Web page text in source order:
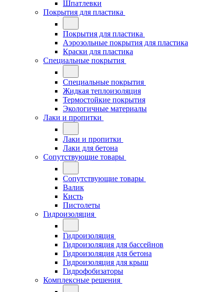
Шпатлевки
Покрытия для пластика
Покрытия для пластика
Аэрозольные покрытия для пластика
Краски для пластика
Специальные покрытия
Специальные покрытия
Жидкая теплоизоляция
Термостойкие покрытия
Экологичные материалы
Лаки и пропитки
Лаки и пропитки
Лаки для бетона
Сопутствующие товары
Сопутствующие товары
Валик
Кисть
Пистолеты
Гидроизоляция
Гидроизоляция
Гидроизоляция для бассейнов
Гидроизоляция для бетона
Гидроизоляция для крыш
Гидрофобизаторы
Комплексные решения